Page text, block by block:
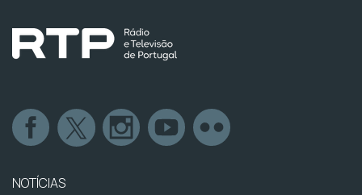
NOTÍCIAS